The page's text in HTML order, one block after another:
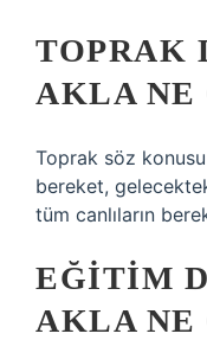
TOPRAK
AKLA NE
Toprak söz
bereket,
tüm canlıların
EĞITIM
AKLA NE